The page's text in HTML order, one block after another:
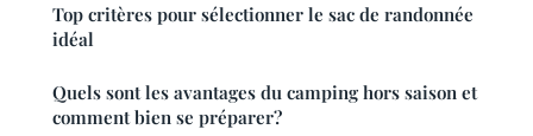
Top critères pour sélectionner le sac de randonnée
idéal
Quels sont les avantages du camping hors saison et
comment bien se préparer?